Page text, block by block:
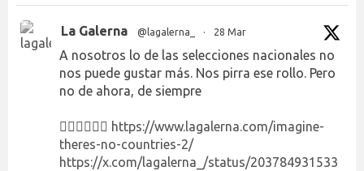
La Galerna @lagalerna_ · 28 Mar
A nosotros lo de las selecciones nacionales no
nos puede gustar más. Nos pirra ese rollo. Pero
no de ahora, de siempre
👉🏻👉🏻👉🏻 https://www.lagalerna.com/imagine-
theres-no-countries-2/
https://x.com/lagalerna_/status/203784931533